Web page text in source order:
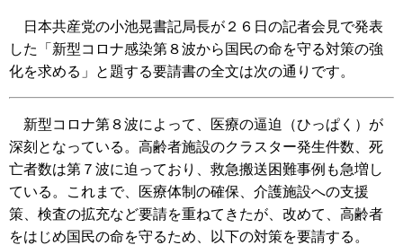
日本共産党の小池晃書記局長が２６日の記者会見で発表
した「新型コロナ感染第８波から国民の命を守る対策の強
化を求める」と題する要請書の全文は次の通りです。
新型コロナ第８波によって、医療の逼迫（ひっぱく）が
深刻となっている。高齢者施設のクラスター発生件数、死
亡者数は第７波に迫っており、救急搬送困難事例も急増し
ている。これまで、医療体制の確保、介護施設への支援
策、検査の拡充など要請を重ねてきたが、改めて、高齢者
をはじめ国民の命を守るため、以下の対策を要請する。